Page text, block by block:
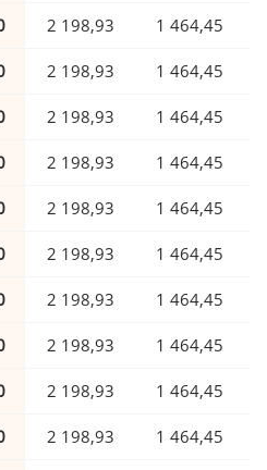
2 198,93 1 464,45
2 198,93 1 464,45
2 198,93 1 464,45
2 198,93 1 464,45
2 198,93 1 464,45
2 198,93 1 464,45
2 198,93 1 464,45
2 198,93 1 464,45
2 198,93 1 464,45
2 198,93 1 464,45